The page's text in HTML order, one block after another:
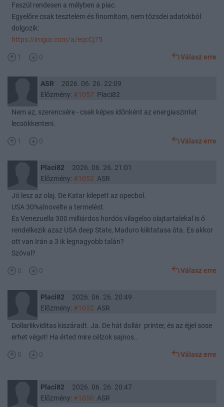
Feszül rendesen a mélyben a piac.
Egyelőre csak tesztelem és finomítom, nem tőzsdei adatokból
dolgozik:
https://imgur.com/a/eqcCj75
1 0 Válasz erre
ASR
2026. 06. 26. 22:09
Előzmény: #1057 Placi82
Nem az, szerencsére - csak képes időnként az energiaszintet
lecsökkenteni.
1 0 Válasz erre
Placi82
2026. 06. 26. 21:01
Előzmény: #1052 ASR
Jó lesz az olaj. De Katar kilepett az opecbol.
USA 30%alnovelte a termelést.
És Venezuella 300 milliárdos hordós vilagelso olajtartalekal is ő
rendelkezik azaz USA deep State, Maduro kiiktatasa óta. Es akkor
ott van Irán a 3 ik legnagyobb talán?
Szóval?
0 0 Válasz erre
Placi82
2026. 06. 26. 20:49
Előzmény: #1052 ASR
Dollarlikviditas kiszáradt. Ja. De hát dollár printer, és az éjjel sose
erhet véget! Ha érted mire célzok sajnos..
0 0 Válasz erre
Placi82
2026. 06. 26. 20:47
Előzmény: #1050 ASR